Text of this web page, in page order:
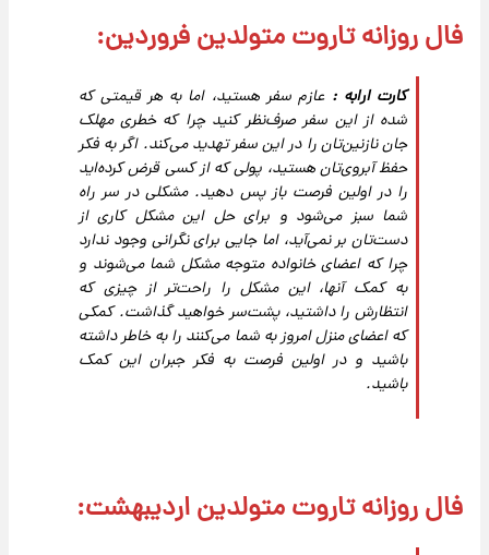
فال روزانه تاروت متولدین فروردین:
کارت ارابه : عازم سفر هستید، اما به هر قیمتی که
شده از این سفر صرف‌نظر کنید چرا که خطری مهلک
جان نازنین‌تان را در این سفر تهدید می‌کند. اگر به فکر
حفظ آبروی‌تان هستید، پولی که از کسی قرض کرده‌اید
را در اولین فرصت باز پس دهید. مشکلی در سر راه
شما سبز می‌شود و برای حل این مشکل کاری از
دست‌تان بر نمی‌آید، اما جایی برای نگرانی وجود ندارد
چرا که اعضای خانواده متوجه مشکل شما می‌شوند و
به کمک آنها، این مشکل را راحت‌تر از چیزی که
انتظارش را داشتید، پشت‌سر خواهید گذاشت. کمکی
که اعضای منزل امروز به شما می‌کنند را به خاطر داشته
باشید و در اولین فرصت به فکر جبران این کمک
باشید.
فال روزانه تاروت متولدین اردیبهشت: